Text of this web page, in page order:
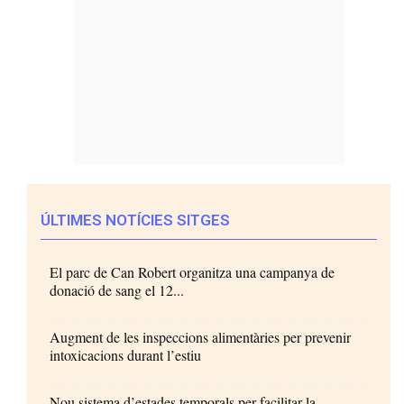
ÚLTIMES NOTÍCIES SITGES
El parc de Can Robert organitza una campanya de
donació de sang el 12...
Augment de les inspeccions alimentàries per prevenir
intoxicacions durant l’estiu